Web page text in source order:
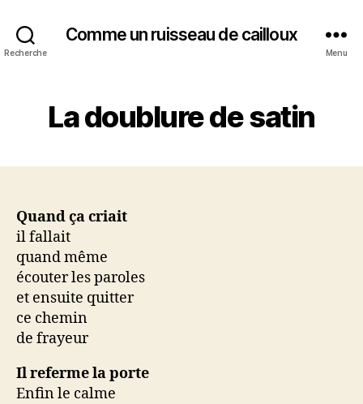
Recherche
Comme un ruisseau de cailloux
Menu
La doublure de satin
Quand ça criait
il fallait
quand même
écouter les paroles
et ensuite quitter
ce chemin
de frayeur
Il referme la porte
Enfin le calme